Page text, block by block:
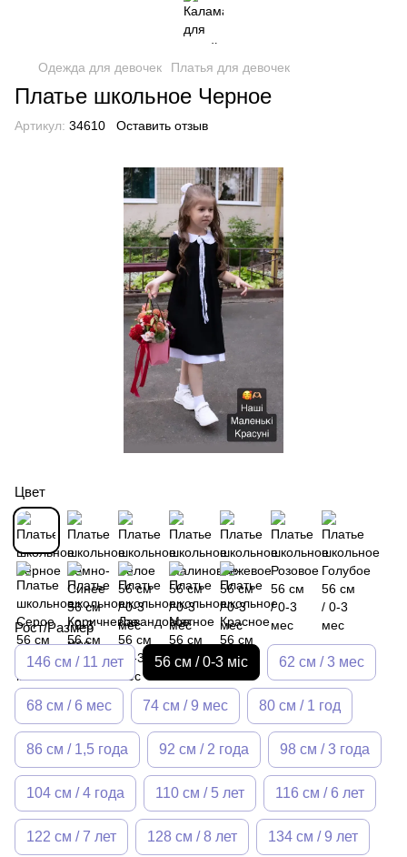
Одежда для девочек Платья для девочек
Платье школьное Черное
Артикул: 34610 Оставить отзыв
Цвет
Рост/Размер
146 см / 11 лет 56 см / 0-3 міс 62 см / 3 мес
68 см / 6 мес 74 см / 9 мес 80 см / 1 год
86 см / 1,5 года 92 см / 2 года 98 см / 3 года
104 см / 4 года 110 см / 5 лет 116 см / 6 лет
122 см / 7 лет 128 см / 8 лет 134 см / 9 лет